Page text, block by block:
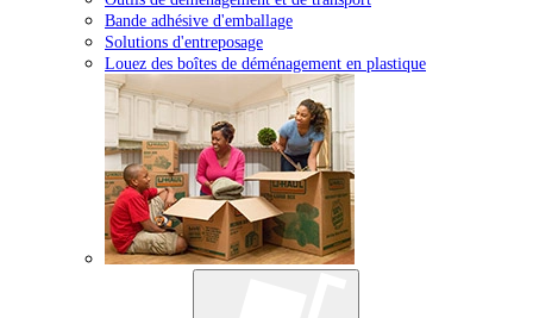
Bande adhésive d'emballage
Solutions d'entreposage
Louez des boîtes de déménagement en plastique